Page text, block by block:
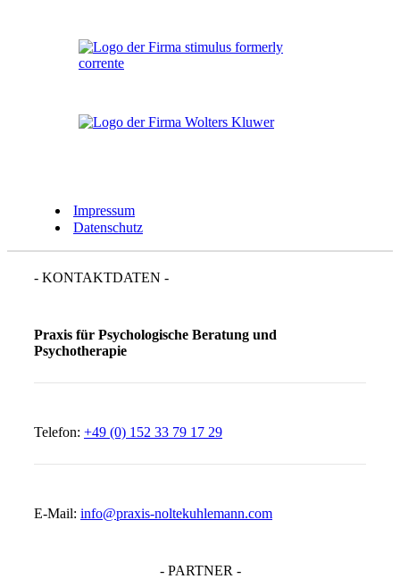
Impressum
Datenschutz
- KONTAKTDATEN -
Praxis für Psychologische Beratung und
Psychotherapie
Telefon: +49 (0) 152 33 79 17 29
E-Mail: info@praxis-noltekuhlemann.com
- PARTNER -